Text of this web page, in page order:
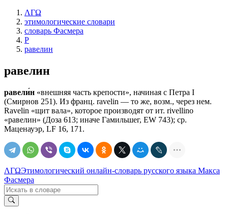
ΛΓΩ
этимологические словари
словарь Фасмера
Р
равелин
равелин
равели́н «внешняя часть крепости», начиная с Петра I
(Смирнов 251). Из франц. ravelin — то же, возм., через нем.
Ravelin «щит вала», которое производят от ит. rivellino
«равелин» (Доза 613; иначе Гамильшег, ЕW 743); ср.
Маценауэр, LF 16, 171.
ΛΓΩЭтимологический онлайн-словарь русского языка Макса
Фасмера